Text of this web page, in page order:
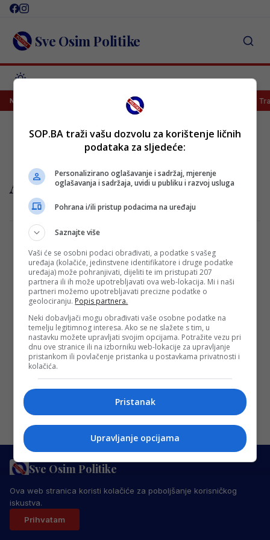
Skip
content Sve Osim Politike
NAJNOVIJE
postigao prvijenac za pobjedu Salzburga! Salah potpisao za
Alaba
Najgore moguće vijesti za Alabu nakon
sinoćnje povrede
U ključnom trenutku madridskog Reala,
David Alaba suočava se s ozbiljnom
preprekom nakon teške povrede prednjih
križnih ligamenata lijevog koljena,…
Redakcija Sop·18/12/2023
Sve Osim Politike
IMPRESSUMKONTAKT
© 2026 Sve Osim Politike. Sva prava zadržana.
Ova web stranica koristi kolačiće za poboljšanje korisničkog
iskustva.
Prihvatam
SOP.BA traži vašu dozvolu za korištenje ličnih
podataka za sljedeće:
Personalizirano oglašavanje i sadržaj, mjerenje
oglašavanja i sadržaja, uvidi u publiku i razvoj usluga
Pohrana i/ili pristup podacima na uređaju
Saznajte više
Vaši će se osobni podaci obrađivati, a podatke s vašeg
uređaja (kolačiće, jedinstvene identifikatore i druge podatke
uređaja) može pohranjivati, dijeliti te im pristupati 207
partnera ili ih može upotrebljavati ova web-lokacija. Mi i naši
partneri možemo upotrebljavati precizne podatke o
geolociranju. Popis partnera.
Neki dobavljači mogu obrađivati vaše osobne podatke na
temelju legitimnog interesa. Ako se ne slažete s tim, u
nastavku možete upravljati svojim opcijama. Potražite vezu pri
dnu ove stranice ili na izborniku web-lokacije za upravljanje
pristankom ili povlačenje pristanka u postavkama privatnosti i
kolačića.
Pristanak
Upravljanje opcijama